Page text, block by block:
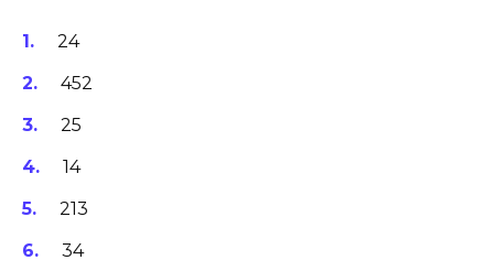
24
452
25
14
213
34